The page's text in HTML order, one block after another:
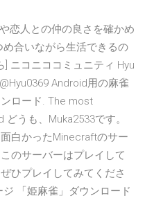
恋人との仲の良さを確かめ
合いながら生活できるの
ニコニココミュニティ Hyu
Android用の麻雀
ロード. The most
うも、Muka2533です。
白かったMinecraftのサー
のサーバーはプレイして
ひプレイしてみてくださ
「姫麻雀」ダウンロード